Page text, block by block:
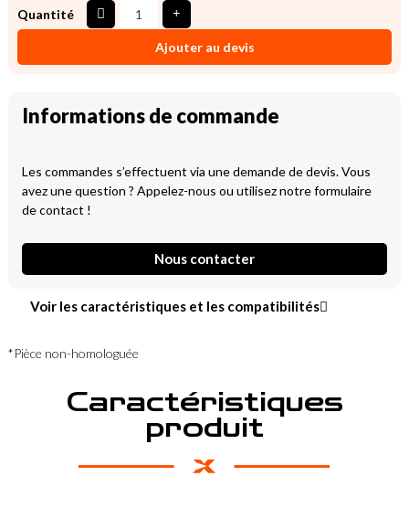
Quantité
Ajouter au devis
Informations de commande
Les commandes s’effectuent via une demande de devis. Vous
avez une question ? Appelez-nous ou utilisez notre formulaire
de contact !
Nous contacter
Voir les caractéristiques et les compatibilités
*Pièce non-homologuée
Caractéristiques
produit